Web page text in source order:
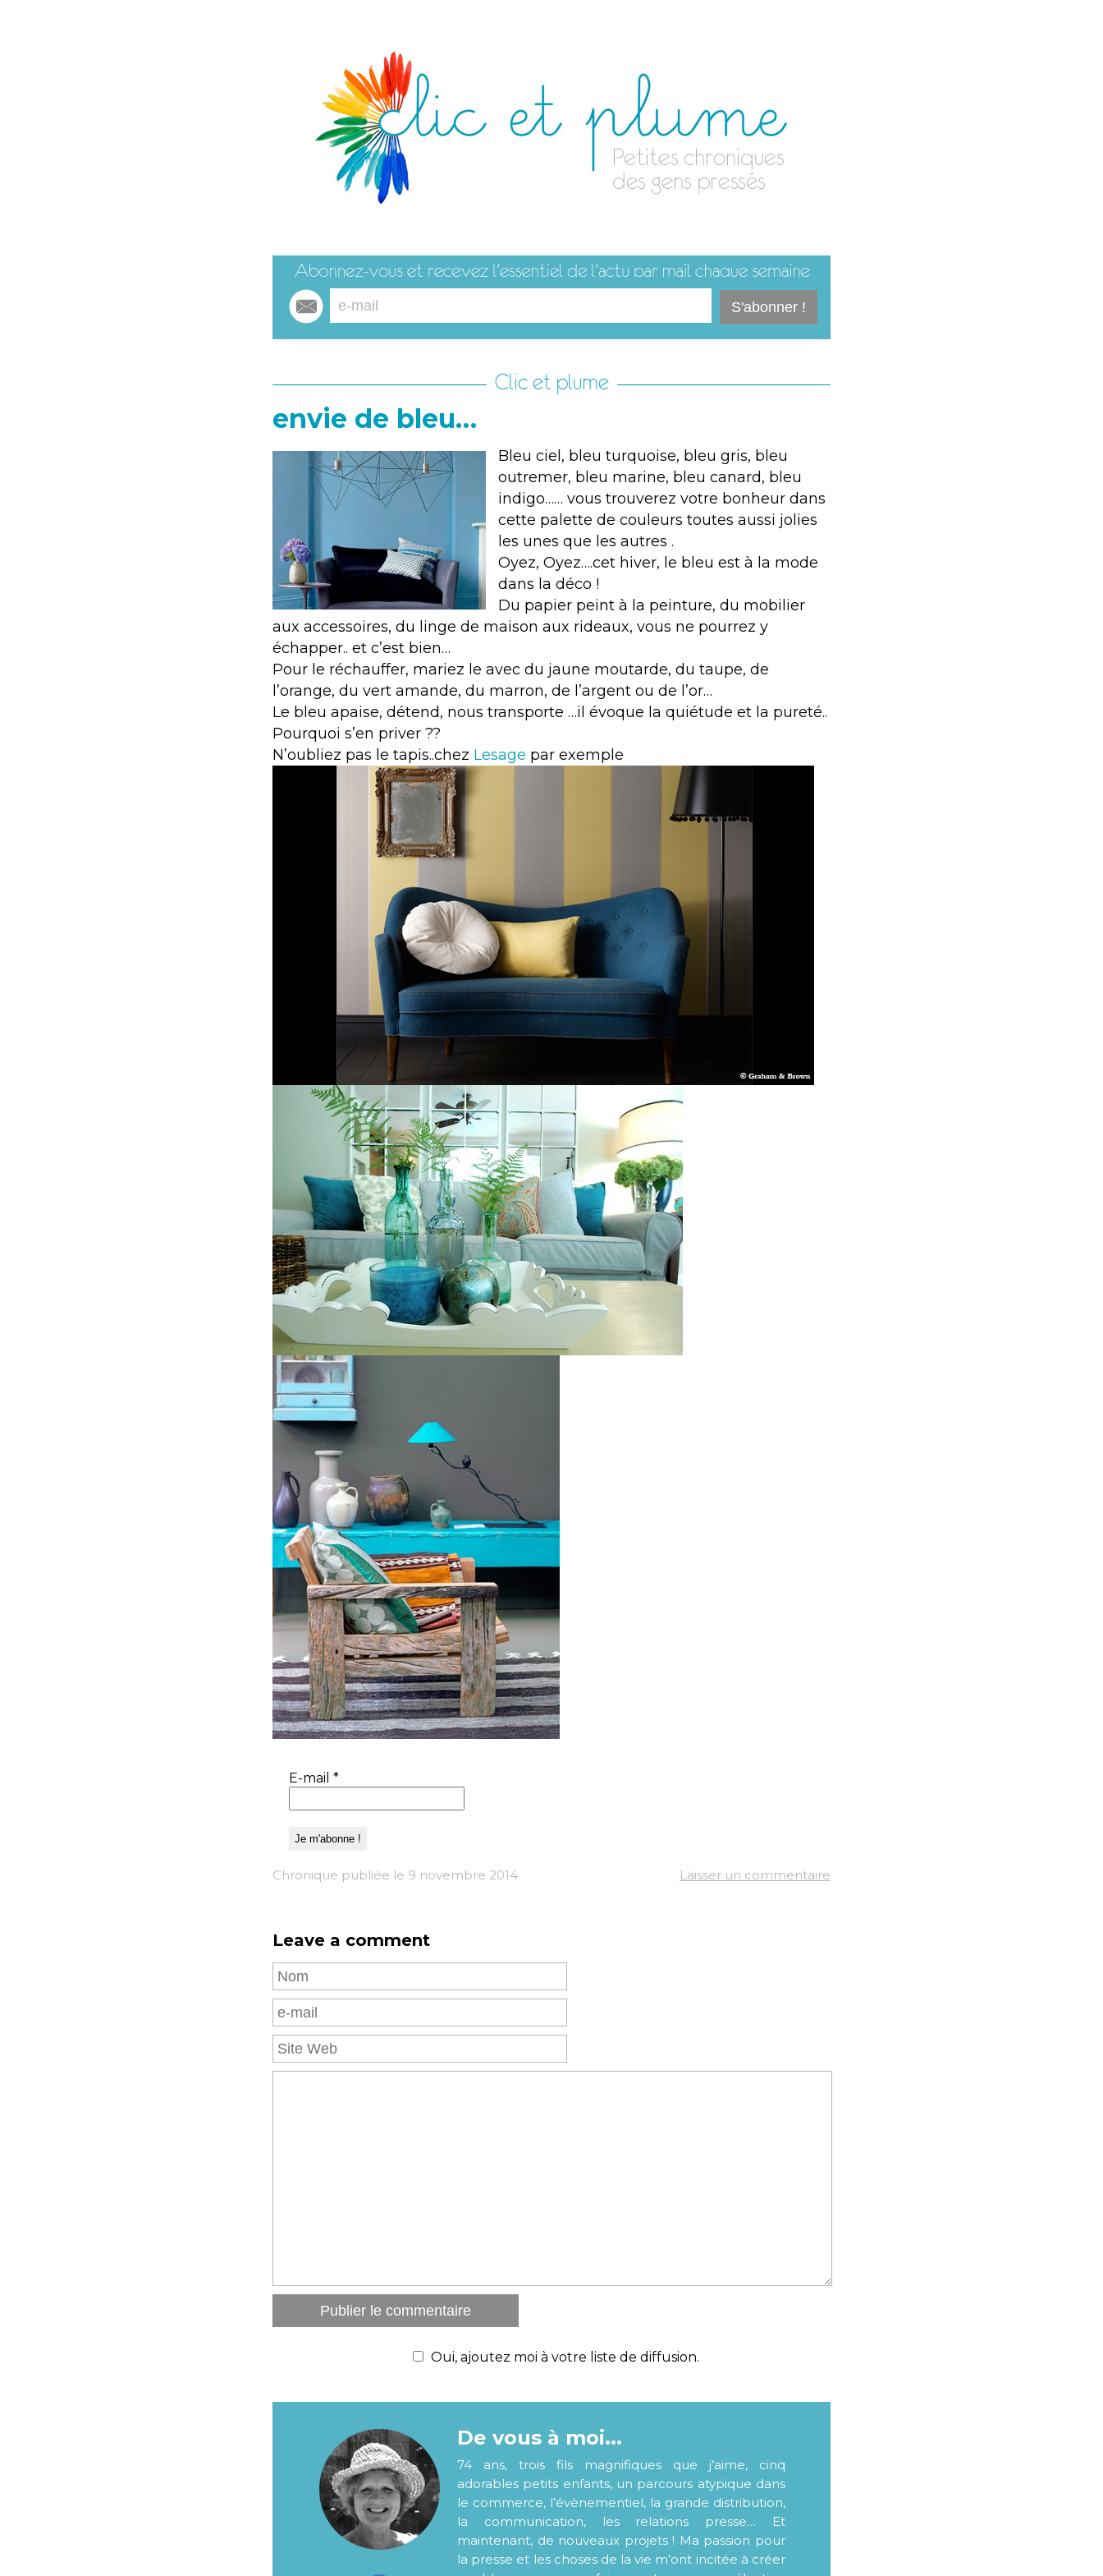
Clic et plume
envie de bleu…
Bleu ciel, bleu turquoise, bleu gris, bleu
outremer, bleu marine, bleu canard, bleu
indigo…… vous trouverez votre bonheur dans
cette palette de couleurs toutes aussi jolies
les unes que les autres .
Oyez, Oyez….cet hiver, le bleu est à la mode
dans la déco !
Du papier peint à la peinture, du mobilier
aux accessoires, du linge de maison aux rideaux, vous ne pourrez y
échapper.. et c’est bien…
Pour le réchauffer, mariez le avec du jaune moutarde, du taupe, de
l’orange, du vert amande, du marron, de l’argent ou de l’or…
Le bleu apaise, détend, nous transporte …il évoque la quiétude et la pureté..
Pourquoi s’en priver ??
N’oubliez pas le tapis..chez Lesage par exemple
E-mail *
Chronique publiée le 9 novembre 2014 Laisser un commentaire
Leave a comment
Oui, ajoutez moi à votre liste de diffusion.
De vous à moi...
74 ans, trois fils magnifiques que j’aime, cinq
adorables petits enfants, un parcours atypique dans
le commerce, l’évènementiel, la grande distribution,
la communication, les relations presse… Et
maintenant, de nouveaux projets ! Ma passion pour
la presse et les choses de la vie m’ont incitée à créer